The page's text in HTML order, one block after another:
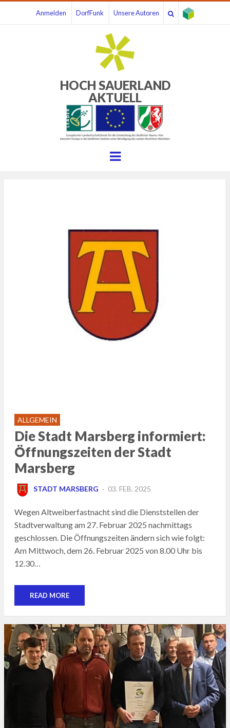
Anmelden DorfFunk Unsere Autoren
HOCH SAUERLAND
AKTUELL
Menu
ALLGEMEIN
Die Stadt Marsberg informiert:
Öffnungszeiten der Stadt
Marsberg
STADT MARSBERG
POSTED
03. FEB. 2025
Wegen Altweiberfastnacht sind die Dienststellen der
Stadtverwaltung am 27. Februar 2025 nachmittags
geschlossen. Die Öffnungszeiten ändern sich wie folgt:
Am Mittwoch, dem 26. Februar 2025 von 8.00 Uhr bis
12.30…
READ MORE